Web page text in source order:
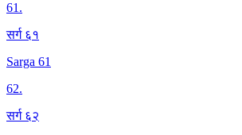
61.
सर्ग ६१
Sarga 61
62.
सर्ग ६२